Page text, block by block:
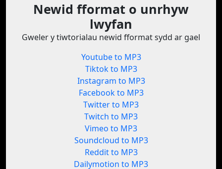
Newid fformat o unrhyw
lwyfan
Gweler y tiwtorialau newid fformat sydd ar gael
Youtube to MP3
Tiktok to MP3
Instagram to MP3
Facebook to MP3
Twitter to MP3
Twitch to MP3
Vimeo to MP3
Soundcloud to MP3
Reddit to MP3
Dailymotion to MP3